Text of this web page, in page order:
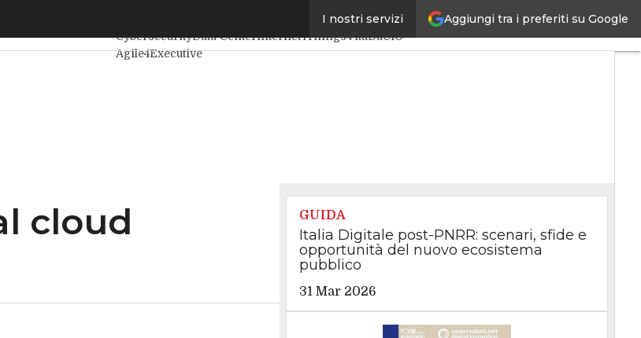
Aggiungi tra i preferiti su Google
I nostri servizi
Big Data
CybersecurityData CenterInternet4ThingsVitaDaCIO
Agile4Executive
cloud
GUIDA
Italia Digitale post-PNRR: scenari, sfide e
opportunità del nuovo ecosistema
pubblico
31 Mar 2026